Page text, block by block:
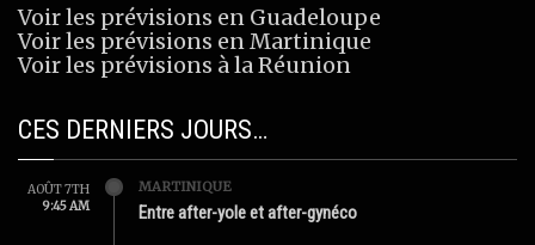
Voir les prévisions en Guadeloupe
Voir les prévisions en Martinique
Voir les prévisions à la Réunion
CES DERNIERS JOURS…
AOÛT 7TH
9:45 AM
MARTINIQUE
Entre after-yole et after-gynéco